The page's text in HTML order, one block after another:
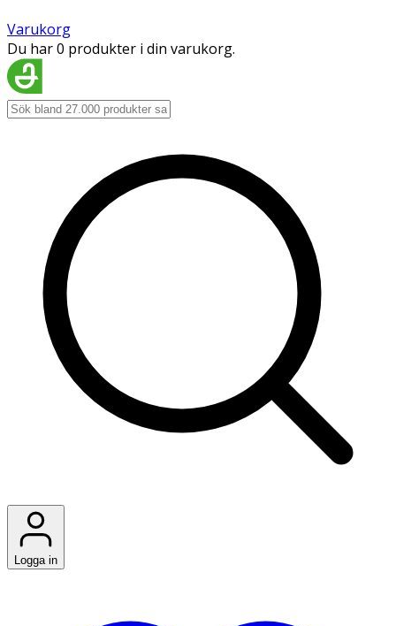
Varukorg
Du har 0 produkter i din varukorg.
Logga in